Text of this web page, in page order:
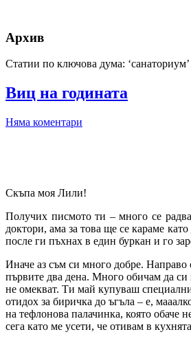
Архив
Статии по ключова дума: ‘санаториум’
Виц на годината
Няма коментари
Скъпа моя Лили!
Получих писмото ти – много се
доктори, ама за това ще се караме
после ги пъхнах в един буркан и го
Иначе аз съм си много добре. Направо
първите два дена. Много обичам да си
не омекват. Ти май купуваш
отидох за биричка до ъгъла – е,
на тефлонова палачинка, която обаче
сега като ме усети, че отивам в